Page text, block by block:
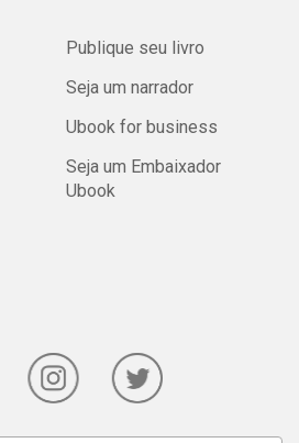
Publique seu livro
Seja um narrador
Ubook for business
Seja um Embaixador
Ubook